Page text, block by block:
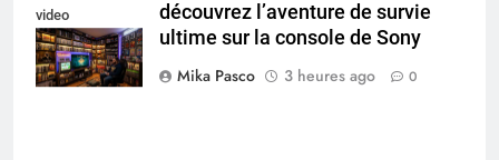
video
collectionneur
découvrez l’aventure de survie
ultime sur la console de Sony
Mika Pasco
3 heures ago 0